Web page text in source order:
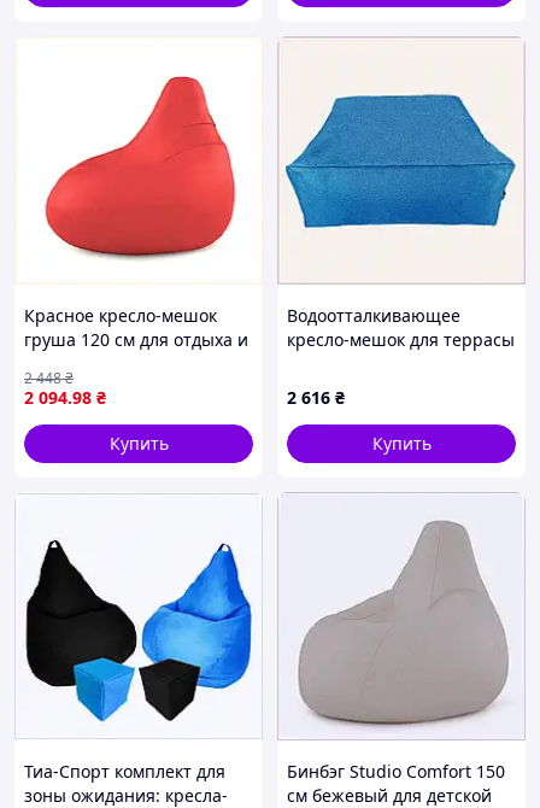
Красное кресло-мешок
груша 120 см для отдыха и
2 094.98 ₴
2 448₴
Купить
Водоотталкивающее
кресло-мешок для террасы
2 616 ₴
Купить
Тиа-Спорт комплект для
зоны ожидания: кресла-
Бинбэг Studio Comfort 150
см бежевый для детской